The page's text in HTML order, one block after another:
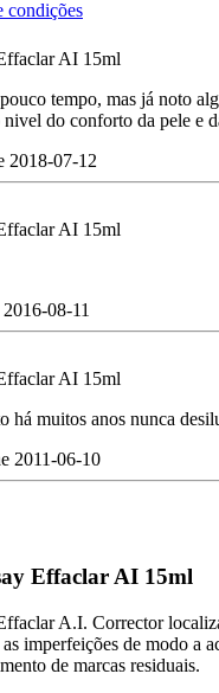
condições
AI 15ml
tempo, mas já noto
do conforto da pele e
2018-07-12
AI 15ml
08-11
AI 15ml
há muitos anos nunca
2011-06-10
Effaclar AI 15ml
A.I. Corrector
imperfeições de modo a
de marcas residuais.